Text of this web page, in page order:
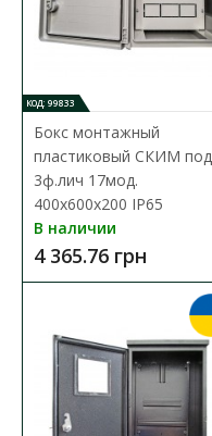
КОД: 99833
Бокс монтажный
пластиковый СКИМ под
3ф.лич 17мод.
400х600х200 IP65
В наличии
4 365.76 грн